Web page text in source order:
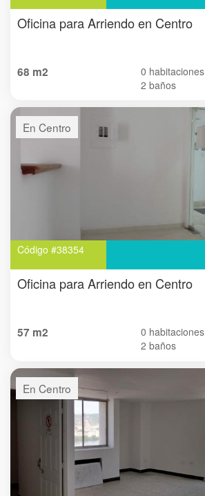
Oficina para Arriendo en Centro
68 m2
0 habitaciones
2 baños
En Centro
Código #38354
Oficina para Arriendo en Centro
57 m2
0 habitaciones
2 baños
En Centro